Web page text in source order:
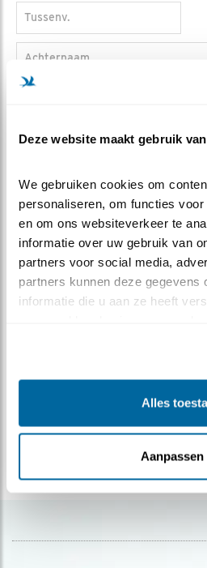
Deze website maakt gebruik
We gebruiken cookies om
personaliseren, om functies
en om ons websiteverkeer te
informatie over uw gebruik van
partners voor social media,
partners kunnen deze gegevens
informatie die u aan ze heeft
Alles
Aanpassen
Tussenv.
Achternaam
Huisnr.
Toev.
Telefoonnummer (optioneel)
E-mailadres
nieuws over vogels, tips,
Kijk hier hoe Vogelbescherming
persoonlijke gegevens.